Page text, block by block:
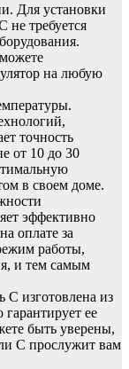
Для установки
не требуется
на любую
точность
от 10 до 30
в своем доме.
эффективно
оплате за
работы,
и тем самым
C изготовлена из
ее
быть уверены,
C прослужит вам